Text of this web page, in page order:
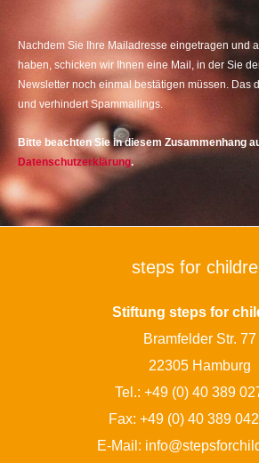
Nachdem Sie Ihre Mailadresse eingetragen und
haben, schicken wir Ihnen eine Mail, in der Sie
Newsletter noch einmal bestätigen müssen. Das
und verhindert Spammailings.
Bitte beachten Sie in diesem Zusammenhang
Datenschutzerklärung.
steps for
Stiftung steps for
Bramfelder Str. 77
22305 Hamburg
Tel.: +49 (0) 40 389
Fax: +49 (0) 40 389
E-Mail: